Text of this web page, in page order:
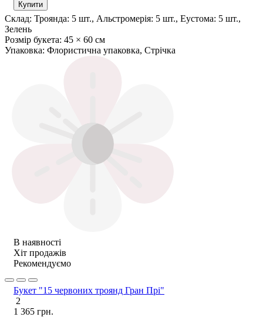
Купити
Склад: Троянда: 5 шт., Альстромерія: 5 шт., Еустома: 5 шт.,
Зелень
Розмір букета: 45 × 60 см
Упаковка: Флористична упаковка, Стрічка
В наявності
Хіт продажів
Рекомендуємо
Букет "15 червоних троянд Гран Прі"
2
1 365 грн.